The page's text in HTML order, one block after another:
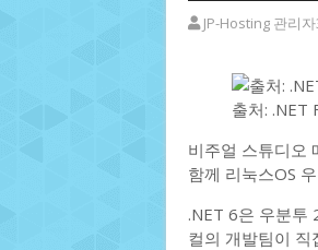
JP-Hosting 관리자
출처: .NET
비주얼 스튜디오
함께 리눅스OS
.NET 6은 우분투
컬의 개발팀이